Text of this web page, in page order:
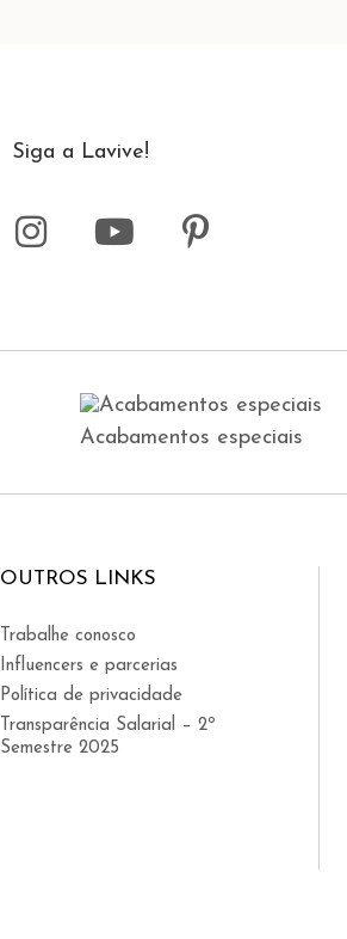
Siga a Lavive!
Acabamentos especiais
OUTROS LINKS
Trabalhe conosco
Influencers e parcerias
Política de privacidade
Transparência Salarial – 2º
Semestre 2025